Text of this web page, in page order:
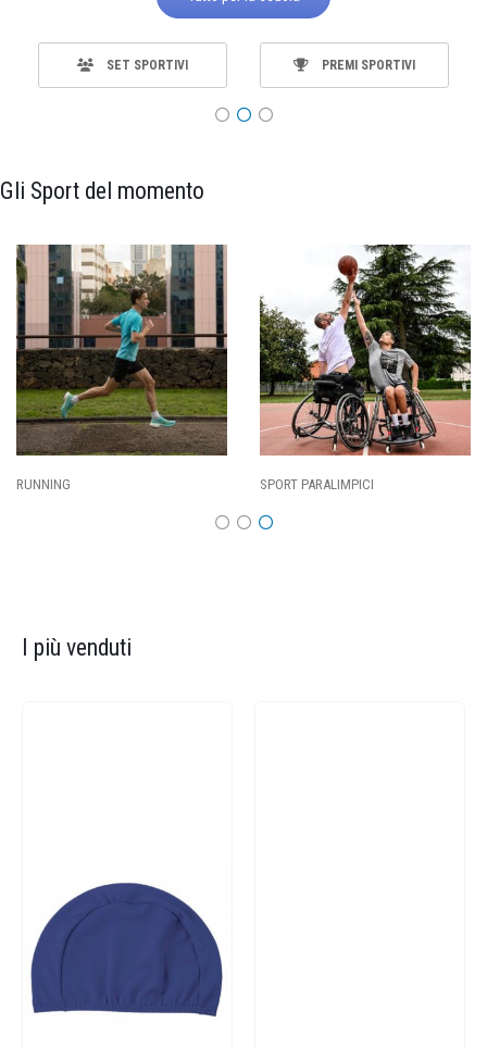
SET SPORTIVI PREMI SPORTIVI
Gli Sport del momento
SPORT PARALIMPICI
I più venduti